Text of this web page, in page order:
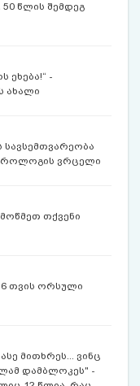
წლის შემდეგ
ეხება!“ -
ახალი
სავსემთვარეობა
ვრცელი
თქვენი
6 თვის ორსული
მითხრეს... ვინც
დამბლოკეს" -